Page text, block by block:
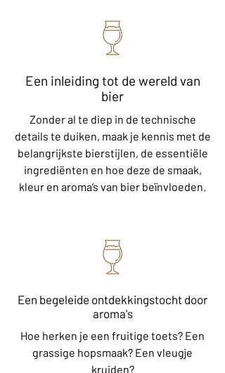
Een inleiding tot de wereld van
bier
Zonder al te diep in de technische
details te duiken, maak je kennis met de
belangrijkste bierstijlen, de essentiële
ingrediënten en hoe deze de smaak,
kleur en aroma’s van bier beïnvloeden.
Een begeleide ontdekkingstocht door
aroma's
Hoe herken je een fruitige toets? Een
grassige hopsmaak? Een vleugje
kruiden?